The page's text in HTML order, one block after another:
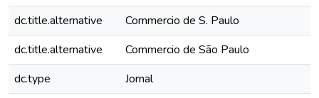
dc.title.alternative
Commercio de S. Paulo
dc.title.alternative
Commercio de São Paulo
dc.type
Jornal